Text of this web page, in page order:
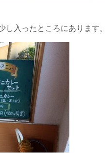
し入ったところにあります。